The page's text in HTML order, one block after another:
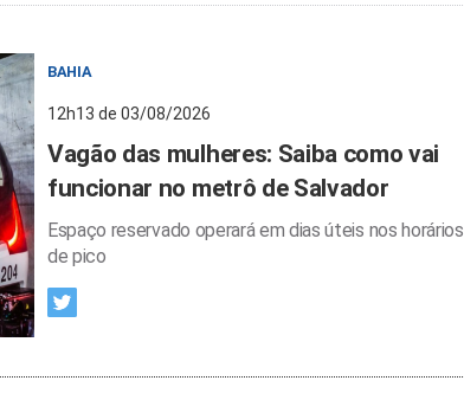
BAHIA
12h13 de 03/08/2026
Vagão das mulheres: Saiba como vai
funcionar no metrô de Salvador
Espaço reservado operará em dias úteis nos horários
de pico